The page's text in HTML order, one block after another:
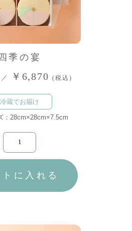
四季の宴
／ ￥6,870 (税込)
冷蔵でお届け
：28cm×28cm×7.5cm